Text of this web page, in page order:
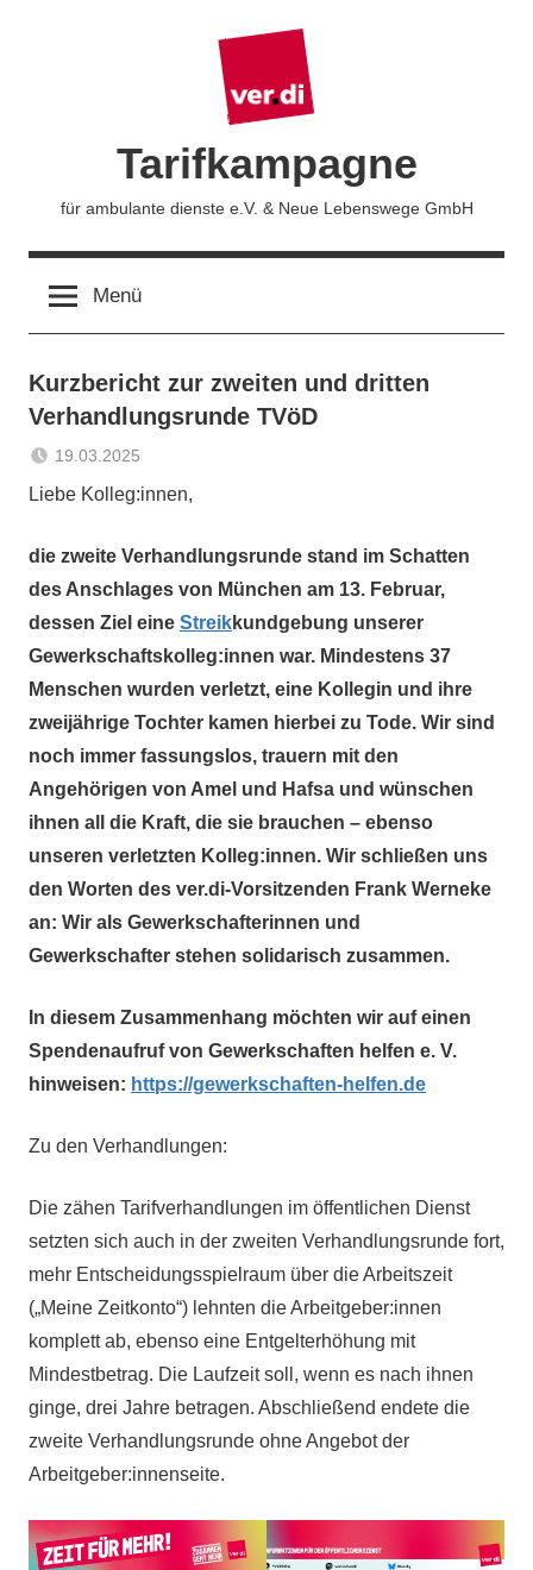
Tarifkampagne
für ambulante dienste e.V. & Neue Lebenswege GmbH
Menü
Kurzbericht zur zweiten und dritten
Verhandlungsrunde TVöD
19.03.2025
Liebe Kolleg:innen,
die zweite Verhandlungsrunde stand im Schatten
des Anschlages von München am 13. Februar,
dessen Ziel eine Streikkundgebung unserer
Gewerkschaftskolleg:innen war. Mindestens 37
Menschen wurden verletzt, eine Kollegin und ihre
zweijährige Tochter kamen hierbei zu Tode. Wir sind
noch immer fassungslos, trauern mit den
Angehörigen von Amel und Hafsa und wünschen
ihnen all die Kraft, die sie brauchen – ebenso
unseren verletzten Kolleg:innen. Wir schließen uns
den Worten des ver.di-Vorsitzenden Frank Werneke
an: Wir als Gewerkschafterinnen und
Gewerkschafter stehen solidarisch zusammen.
In diesem Zusammenhang möchten wir auf einen
Spendenaufruf von Gewerkschaften helfen e. V.
hinweisen: https://gewerkschaften-helfen.de
Zu den Verhandlungen:
Die zähen Tarifverhandlungen im öffentlichen Dienst
setzten sich auch in der zweiten Verhandlungsrunde fort,
mehr Entscheidungsspielraum über die Arbeitszeit
(„Meine Zeitkonto“) lehnten die Arbeitgeber:innen
komplett ab, ebenso eine Entgelterhöhung mit
Mindestbetrag. Die Laufzeit soll, wenn es nach ihnen
ginge, drei Jahre betragen. Abschließend endete die
zweite Verhandlungsrunde ohne Angebot der
Arbeitgeber:innenseite.